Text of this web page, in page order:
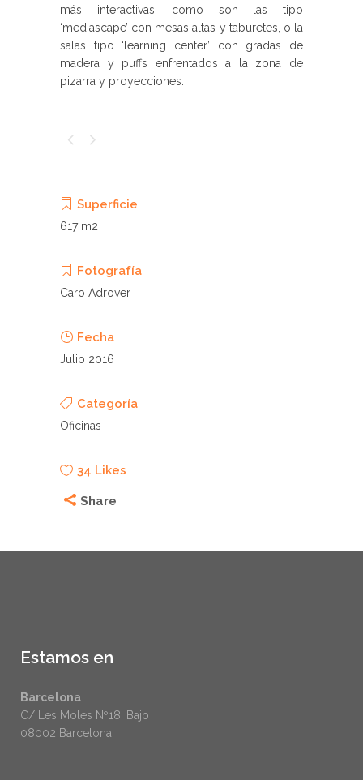
más interactivas, como son las tipo
‘mediascape’ con mesas altas y taburetes, o la
salas tipo ‘learning center’ con gradas de
madera y puffs enfrentados a la zona de
pizarra y proyecciones.
Superficie
617 m2
Fotografía
Caro Adrover
Fecha
Julio 2016
Categoría
Oficinas
34 Likes
Share
Estamos en
Barcelona
C/ Les Moles Nº18, Bajo
08002 Barcelona